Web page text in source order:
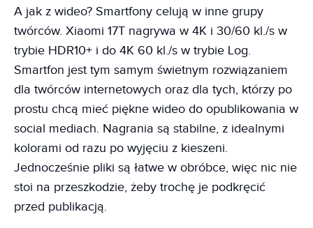
A jak z wideo? Smartfony celują w inne grupy
twórców. Xiaomi 17T nagrywa w 4K i 30/60 kl./s w
trybie HDR10+ i do 4K 60 kl./s w trybie Log.
Smartfon jest tym samym świetnym rozwiązaniem
dla twórców internetowych oraz dla tych, którzy po
prostu chcą mieć piękne wideo do opublikowania w
social mediach. Nagrania są stabilne, z idealnymi
kolorami od razu po wyjęciu z kieszeni.
Jednocześnie pliki są łatwe w obróbce, więc nic nie
stoi na przeszkodzie, żeby trochę je podkręcić
przed publikacją.